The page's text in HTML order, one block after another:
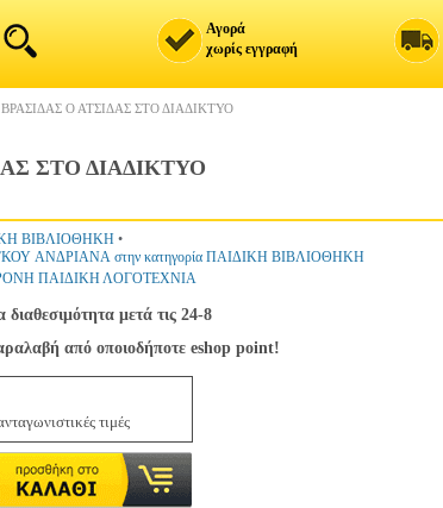
Αγορά
χωρίς εγγραφή
Ο ΑΤΣΙΔΑΣ ΣΤΟ ΔΙΑΔΙΚΤΥΟ
ΣΤΟ ΔΙΑΔΙΚΤΥΟ
ΒΙΒΛΙΟΘΗΚΗ•
ΑΝΔΡΙΑΝΑ στην κατηγορία ΠΑΙΔΙΚΗ ΒΙΒΛΙΟΘΗΚΗ
ΠΑΙΔΙΚΗ ΛΟΓΟΤΕΧΝΙΑ
διαθεσιμότητα μετά τις 24-8
από οποιοδήποτε eshop point!
τιμές